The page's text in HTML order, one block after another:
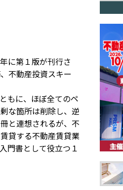
に第１版が刊行さ
不動産投資スキー
もに、ほぼ全てのペ
な箇所は削除し、逆
と連想されるが、不
貸する不動産賃貸業
門書として役立つ１